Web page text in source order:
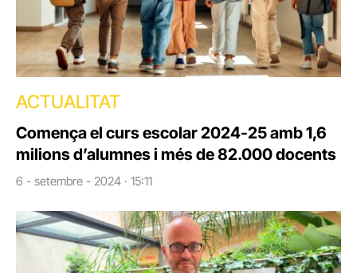
ACTUALITAT
Comença el curs escolar 2024-25 amb 1,6
milions d’alumnes i més de 82.000 docents
6 - setembre - 2024 · 15:11